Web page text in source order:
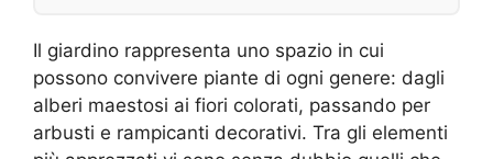
Il giardino rappresenta uno spazio in cui
possono convivere piante di ogni genere: dagli
alberi maestosi ai fiori colorati, passando per
arbusti e rampicanti decorativi. Tra gli elementi